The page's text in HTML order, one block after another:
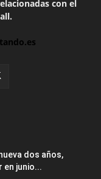
con el
dos años,
en junio...